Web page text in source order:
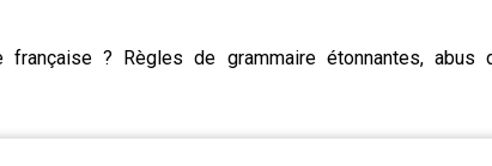
? Règles de grammaire étonnantes, abus